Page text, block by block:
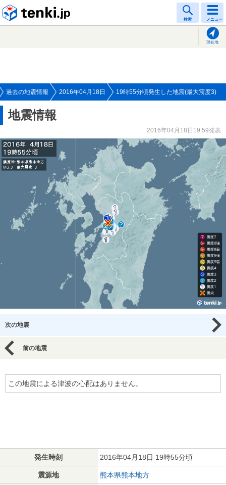
検索 メニュー
現在地
過去の地震情報 2016年04月18日 19時55分頃発生した地震(最大震度3)
地震情報
2016年04月18日19:59発表
次の地震
前の地震
この地震による津波の心配はありません。
発生時刻 2016年04月18日 19時55分頃
震源地 熊本県熊本地方